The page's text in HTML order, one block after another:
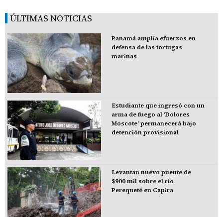
ÚLTIMAS NOTICIAS
Panamá amplía efuerzos en
defensa de las tortugas
marinas
Estudiante que ingresó con un
arma de fuego al 'Dolores
Moscote' permanecerá bajo
detención provisional
Levantan nuevo puente de
$900 mil sobre el río
Perequeté en Capira